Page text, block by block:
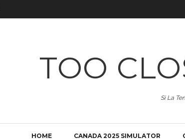
TOO
Si La
HOME CANADA 2025 SIMULATOR